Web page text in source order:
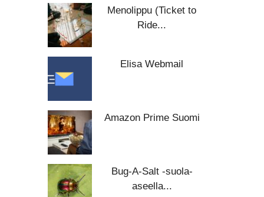
Menolippu (Ticket to
Ride...
Elisa Webmail
Amazon Prime Suomi
Bug-A-Salt -suola-
aseella...